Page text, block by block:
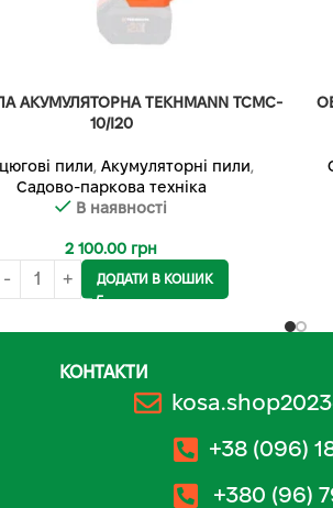
АКУМУЛЯТОРНА TEKHMANN TCMC-
10/I20
пили, Акумуляторні пили,
Садово-паркова техніка
В наявності
2 100.00 грн
ДОДАТИ В КОШИК
КОНТАКТИ
+38 (096)
+380 (96)